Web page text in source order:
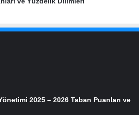
2025 – 2026 Taban Puanları ve